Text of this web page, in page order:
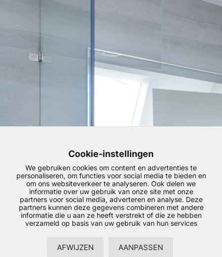
Cookie-instellingen
We gebruiken cookies om content en advertenties te
personaliseren, om functies voor social media te bieden en
om ons websiteverkeer te analyseren. Ook delen we
informatie over uw gebruik van onze site met onze
partners voor social media, adverteren en analyse. Deze
partners kunnen deze gegevens combineren met andere
informatie die u aan ze heeft verstrekt of die ze hebben
verzameld op basis van uw gebruik van hun services
AFWIJZEN AANPASSEN